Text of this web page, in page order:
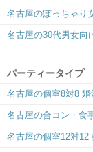
名古屋のぽっちゃり
名古屋の30代男女向
パーティータイプ
名古屋の個室8対8
名古屋の合コン・食
名古屋の個室12対12